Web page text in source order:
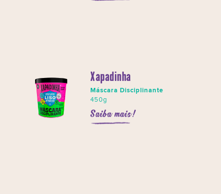
Xapadinha
Máscara Disciplinante
450g
Saiba mais!